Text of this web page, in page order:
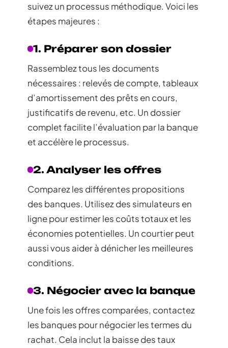
suivez un processus méthodique. Voici les
étapes majeures :
1. Préparer son dossier
Rassemblez tous les documents
nécessaires : relevés de compte, tableaux
d’amortissement des prêts en cours,
justificatifs de revenu, etc. Un dossier
complet facilite l’évaluation par la banque
et accélère le processus.
2. Analyser les offres
Comparez les différentes propositions
des banques. Utilisez des simulateurs en
ligne pour estimer les coûts totaux et les
économies potentielles. Un courtier peut
aussi vous aider à dénicher les meilleures
conditions.
3. Négocier avec la banque
Une fois les offres comparées, contactez
les banques pour négocier les termes du
rachat. Cela inclut la baisse des taux